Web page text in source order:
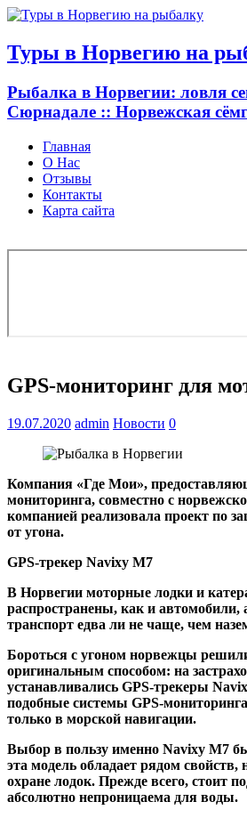
Туры в Норвегию на
Рыбалка в Норвегии: ловля
Сюрнадале :: Норвежская
Главная
О Нас
Отзывы
Контакты
Карта сайта
GPS-мониторинг для
19.07.2020 admin Новости 0
Компания «Где Мои»,
мониторинга, совместно с
компанией реализовала проект по
от угона.
GPS-трекер Navixy M7
В Норвегии моторные лодки и
распространены, как и
транспорт едва ли не чаще, чем
Бороться с угоном норвежцы
оригинальным способом: на
устанавливались GPS-трекеры
подобные системы GPS-
только в морской навигации.
Выбор в пользу именно Navixy M7
эта модель обладает рядом
охране лодок. Прежде всего, стоит
абсолютно непроницаема для воды.
Узнать